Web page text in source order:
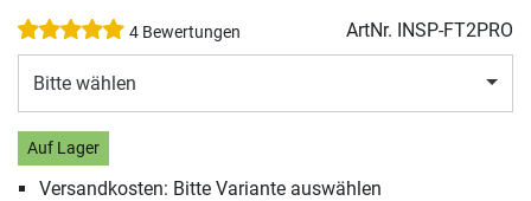
4 Bewertungen ArtNr. INSP-FT2PRO
Bitte wählen
Auf Lager
Versandkosten: Bitte Variante auswählen